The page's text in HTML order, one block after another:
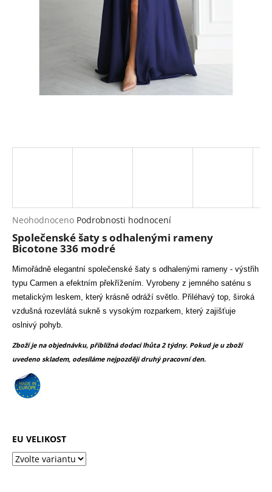
Průměrné
hodnocení
produktu
je
0,0
5
hvězdiček.
Neohodnoceno Podrobnosti hodnocení
Společenské šaty s odhalenými rameny
Bicotone 336 modré
Mimořádně elegantní společenské šaty s odhalenými rameny - výstřih
typu Carmen a efektním překřížením. Vyrobeny z jemného saténu s
metalickým leskem, který krásně odráží světlo. Přiléhavý top, široká
vzdušná rozevlátá sukně s vysokým rozparkem, který zajišťuje
oslnivý pohyb.
Zboží je na objednávku, přibližná dodací lhůta 2 týdny. Pokud je u zboží
uvedeno skladem, odesíláme nejpozději druhý pracovní den.
EU VELIKOST
o
p
o
r
č
u
j
e
m
e